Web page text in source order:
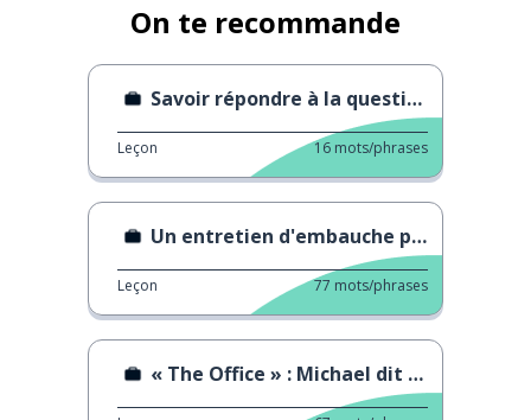
On te recommande
Savoir répondre à la question "Parlez-moi de vous"
Leçon 16 mots/phrases
Un entretien d'embauche pour les Millennials
Leçon 77 mots/phrases
« The Office » : Michael dit au revoir à Pam